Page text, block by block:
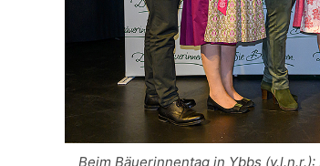
Beim Bäuerinnentag in Ybbs